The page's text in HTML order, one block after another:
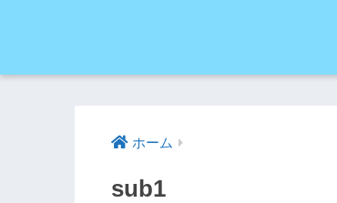
ホーム
sub1